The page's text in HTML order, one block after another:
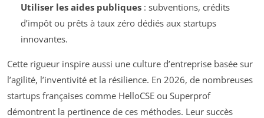
Utiliser les aides publiques: subventions, crédits
d’impôt ou prêts à taux zéro dédiés aux startups
innovantes.
Cette rigueur inspire aussi une culture d’entreprise basée sur
l’agilité, l’inventivité et la résilience. En 2026, de nombreuses
startups françaises comme HelloCSE ou Superprof
démontrent la pertinence de ces méthodes. Leur succès